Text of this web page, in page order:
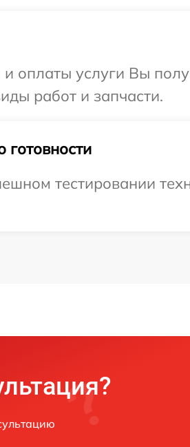
оплаты услуги Вы
работ и запчасти.
тестировании